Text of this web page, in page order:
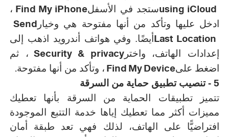
using iCloudستجد في الأسفلFind My iPhone ،
ادخل عليها وتأكد من أنها مفتوحة هي وخيار Send
Last Location أيضًا. وفي هواتف أندرويد اذهب إلى
إعدادات الهاتف، واخترSecurity & privacy ، ثم
اضغط علىFind My Device ، وتأكد من أنها مفتوحة.
5 -
تنصيب تطبيق حماية من السرقة
تتميز تطبيقات الحماية من السرقة بأنها تعطيك
مميزات أكثر مما تعطيك إياها خدمة التتبع الموجودة
افتراضيًّا على الهاتف، لذلك فهي تعد طبقة أمان